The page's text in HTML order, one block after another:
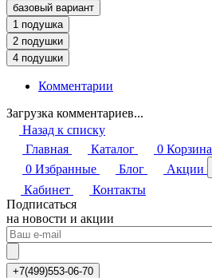
базовый вариант
1 подушка
2 подушки
4 подушки
Комментарии
Загрузка комментариев...
Назад к списку
Главная
Каталог 0 Корзина
0 Избранные Блог Акции
Кабинет
Контакты
Подписаться
на новости и акции
+7(499)553-06-70